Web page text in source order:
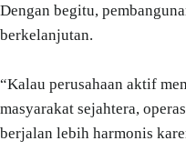
Dengan begitu,
berkelanjutan.
“Kalau perusahaan aktif
masyarakat sejahtera,
berjalan lebih harmonis